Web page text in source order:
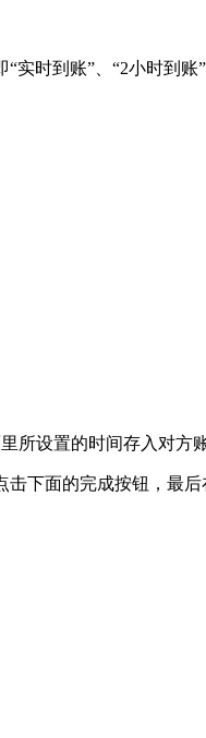
时到账”、“2小时到账
设置的时间存入对方
下面的完成按钮，最后